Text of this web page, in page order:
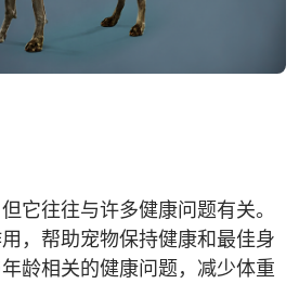
它往往与许多健康问题有关。
，帮助宠物保持健康和最佳身
龄相关的健康问题，减少体重